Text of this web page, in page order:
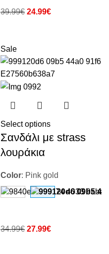
39.99€ 24.99€
Sale
Select options
Σανδάλι με strass
λουράκια
Color: Pink gold
34.99€ 27.99€